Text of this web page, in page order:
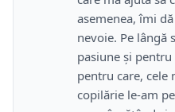
asemenea, îmi
nevoie. Pe lângă
pasiune și
pentru care, cele
copilărie le-am